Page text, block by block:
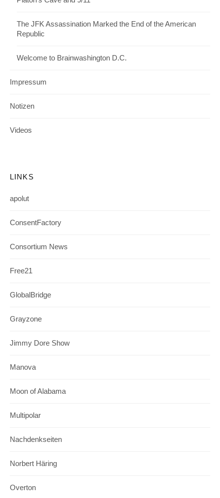
The JFK Assassination Marked the End of the American
Republic
Welcome to Brainwashington D.C.
Impressum
Notizen
Videos
LINKS
apolut
ConsentFactory
Consortium News
Free21
GlobalBridge
Grayzone
Jimmy Dore Show
Manova
Moon of Alabama
Multipolar
Nachdenkseiten
Norbert Häring
Overton